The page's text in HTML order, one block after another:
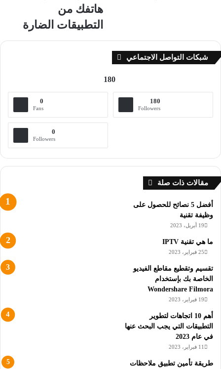
تطبيق
هاتفك
هاتفك من
التطبيقات الضارة
شبكات التواصل الاجتماعي
180
0
Fans
180
Followers
0
Followers
مقالات ذات صلة
أفضل 5 نصائح للحصول على
وظيفة تقنية
19 أبريل، 2023
ما هي تقنية IPTV
25 فبراير، 2023
تقسيم وتقطيع مقاطع الفيديو
الخاصة بك بإستخدام
Wondershare Filmora
19 فبراير، 2023
أهم 10 اتجاهات لتطوير
التطبيقات التي يجب البحث عنها
في عام 2023
11 فبراير، 2023
طريقة تأمين تطبيق ملاحظات